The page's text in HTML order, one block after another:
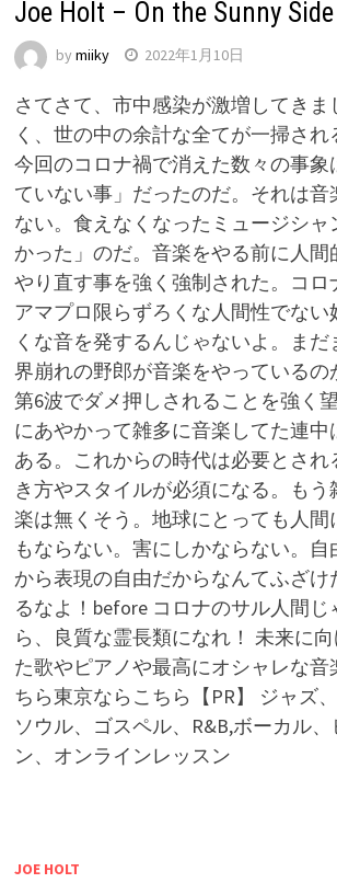
Joe Holt – On the Sunny
by miiky 2022年1月10日
さてさて、市中感染が激増してきま
く、世の中の余計な全てが一掃され
今回のコロナ禍で消えた数々の事象
ていない事」だったのだ。それは音
ない。食えなくなったミュージシャ
かった」のだ。音楽をやる前に人間
やり直す事を強く強制された。コロ
アマプロ限らずろくな人間性でない
くな音を発するんじゃないよ。ま
界崩れの野郎が音楽をやっているの
第6波でダメ押しされることを強く
にあやかって雑多に音楽してた連中
ある。これからの時代は必要とされ
き方やスタイルが必須になる。も
楽は無くそう。地球にとっても人間
もならない。害にしかならない。
から表現の自由だからなんてふざけ
るなよ！before コロナのサル人間
ら、良質な霊長類になれ！ 未来に
た歌やピアノや最高にオシャレな音
ちら東京ならこちら【PR】 ジャズ
ソウル、ゴスペル、R&B,ボーカル
ン、オンラインレッスン
JOE HOLT